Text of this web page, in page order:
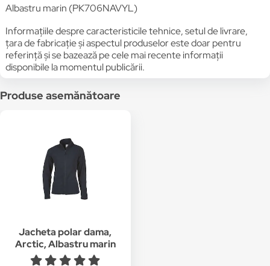
Albastru marin (PK706NAVYL)
Informațiile despre caracteristicile tehnice, setul de livrare,
țara de fabricație și aspectul produselor este doar pentru
referință și se bazează pe cele mai recente informații
disponibile la momentul publicării.
Produse asemănătoare
Jacheta polar dama,
Arctic, Albastru marin